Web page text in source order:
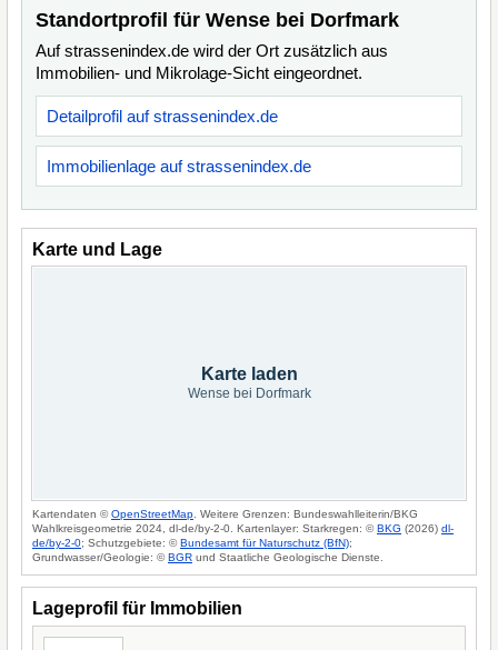
Standortprofil für Wense bei Dorfmark
Auf strassenindex.de wird der Ort zusätzlich aus
Immobilien- und Mikrolage-Sicht eingeordnet.
Detailprofil auf strassenindex.de
Immobilienlage auf strassenindex.de
Karte und Lage
Karte laden
Wense bei Dorfmark
Kartendaten ©OpenStreetMap . Weitere Grenzen: Bundeswahlleiterin/BKG
Wahlkreisgeometrie 2024, dl-de/by-2-0. Kartenlayer: Starkregen: ©BKG (2026) dl-
de/by-2-0; Schutzgebiete: ©Bundesamt für Naturschutz (BfN);
Grundwasser/Geologie: ©BGR und Staatliche Geologische Dienste.
Lageprofil für Immobilien